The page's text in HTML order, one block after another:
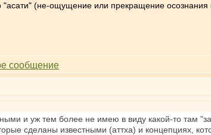
"асати" (не-ощущение или прекращение осознания
и уж тем более не имею в виду какой-то там
сделаны известными (аттха) и концепциях,